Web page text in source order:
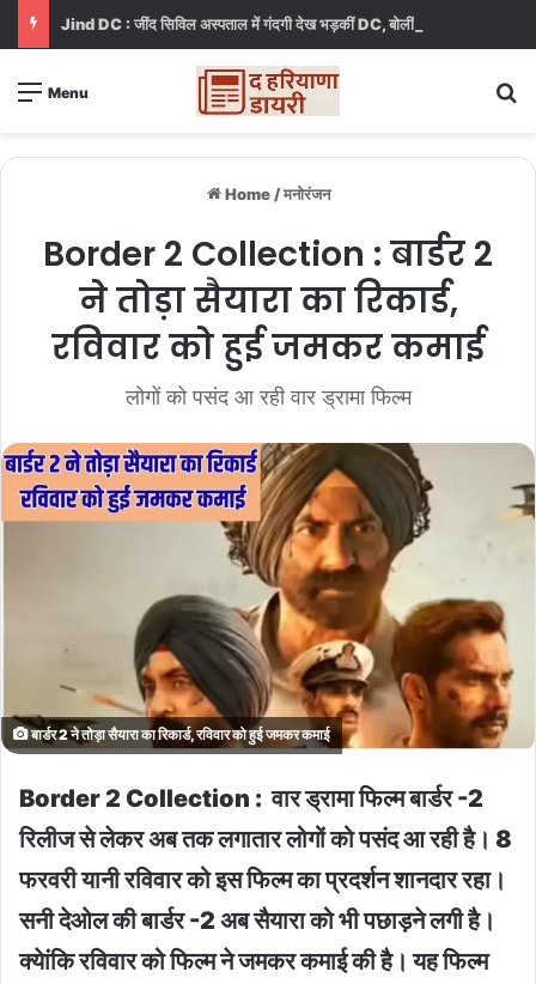
Menu
Home / मनोरंजन
Border 2 Collection : बार्डर 2
ने तोड़ा सैयारा का रिकार्ड,
रविवार को हुई जमकर कमाई
लोगों को पसंद आ रही वार ड्रामा फिल्म
बार्डर 2 ने तोड़ा सैयारा का रिकार्ड, रविवार को हुई जमकर कमाई
Border 2 Collection : वार ड्रामा फिल्म बार्डर -2
रिलीज से लेकर अब तक लगातार लोगों को पसंद आ रही है। 8
फरवरी यानी रविवार को इस फिल्म का प्रदर्शन शानदार रहा।
सनी देओल की बार्डर -2 अब सैयारा को भी पछाड़ने लगी है।
क्येांकि रविवार को फिल्म ने जमकर कमाई की है। यह फिल्म